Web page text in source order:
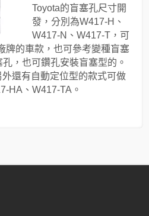
Toyota的盲塞孔尺寸開
發，分別為W417-H、
W417-N、W417-T，可
牌的車款，也可參考變種盲塞
，也可鑽孔安裝盲塞型的。
還有自動定位型的款式可做
HA、W417-TA。